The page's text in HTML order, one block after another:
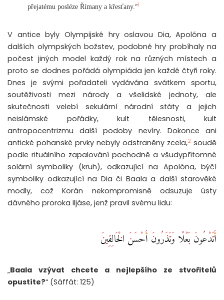
přejatému posléze Římany a křesťany.“1
V antice byly Olympijské hry oslavou Dia, Apolóna a
dalších olympských božstev, podobné hry probíhaly na
počest jiných model každý rok na různých místech a
proto se dodnes pořádá olympiáda jen každé čtyři roky.
Dnes je svými pořadateli vydávána svátkem sportu,
soutěživosti mezi národy a všelidské jednoty, ale
skutečnosti velebí sekulární národní státy a jejich
neislámské pořádky, kult tělesnosti, kult
antropocentrizmu další podoby nevíry. Dokonce ani
antické pohanské prvky nebyly odstraněny zcela,2 soudě
podle rituálního zapalování pochodně a všudypřítomné
solární symboliky (kruh), odkazující na Apolóna, býčí
symboliky odkazující na Dia či Baala a další starověké
modly, což Korán nekompromisně odsuzuje ústy
dávného proroka Iljáse, jenž pravil svému lidu:
أَتَدْعُونَ بَعْلًا وَتَذَرُونَ أَحْسَنَ الْخَالِقِينَ
„Baala vzývat chcete a nejlepšího ze stvořitelů
opustíte?“ (Sáffát: 125)